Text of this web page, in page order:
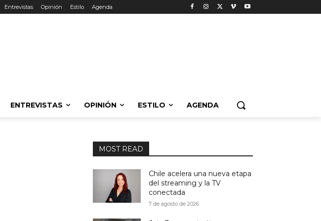
Entrevistas Opinión Estilo Agenda
ENTREVISTAS OPINIÓN ESTILO AGENDA
MOST READ
Chile acelera una nueva etapa
del streaming y la TV
conectada
7 de agosto de 2026